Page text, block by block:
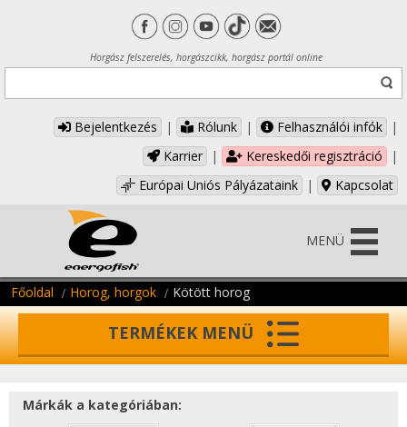
Horgász felszerelés, horgászcikk, horgász portál online
Bejelentkezés | Rólunk | Felhasználói infók
|
Karrier
| Kereskedői regisztráció
|
Európai Uniós Pályázataink
| Kapcsolat
MENÜ
Főoldal Horog, horgok Kötött horog
TERMÉKEK MENÜ
Márkák a kategóriában: